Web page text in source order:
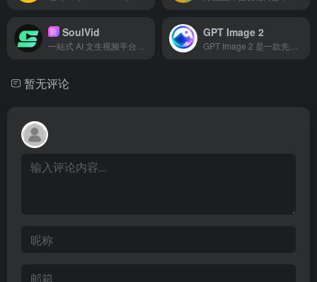
新 SoulVid GPT Image 2
暂无评论